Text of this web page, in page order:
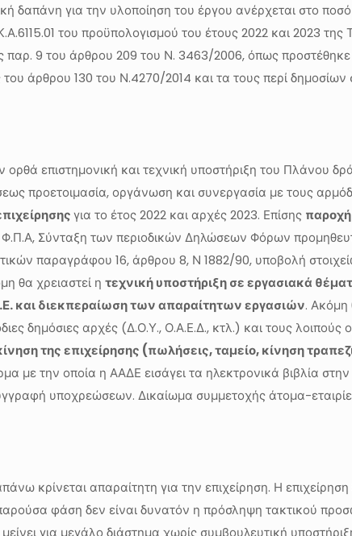
δαπάνη για την υλοποίηση του έργου ανέρχεται στο
του προϋπολογισμού του έτους 2022 και 2023
παρ. 9 του άρθρου 209 του Ν. 3463/2006, όπως
του άρθρου 130 του Ν.4270/2014 και τα τους περί
επιστημονική και τεχνική υποστήριξη του Πλάνου
προετοιμασία, οργάνωση και συνεργασία με τους
για το έτος 2022 και αρχές 2023. Επίσης
Σύνταξη των περιοδικών Δηλώσεων Φόρων
παραγράφου 16, άρθρου 8, Ν 1882/90, υποβολή
θα χρειαστεί η τεχνική υποστήριξη σε εργασιακά
και διεκπεραίωση των απαραίτητων εργασιών. Ακόμη
δημόσιες αρχές (Δ.Ο.Υ., Ο.Α.Ε.Δ., κτλ.) και τους λοιπούς
της επιχείρησης (πωλήσεις, ταμείο, κίνηση
με την οποία η ΑΑΔΕ εισάγει τα ηλεκτρονικά βιβλία
υποχρεώσεων. Δικαίωμα συμμετοχής άτομα-
κρίνεται απαραίτητη για την επιχείρηση. Η
φάση δεν είναι δυνατόν η πρόσληψη τακτικού
για μεγάλο διάστημα χωρίς συμβουλευτική